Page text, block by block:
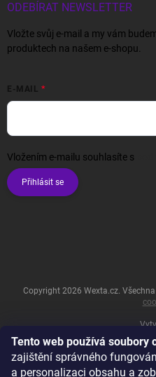
Tento web používá soubory
zajištění správného
a personalizaci obsahu a
ODEBÍRAT NEWSLETTER
Vložte svůj e-mail a my vám
produktech na našem e-shopu.
E-MAIL
Vložením e-mailu souhlasíte s
Přihlásit se
Copyright 2026 Wexta.cz.